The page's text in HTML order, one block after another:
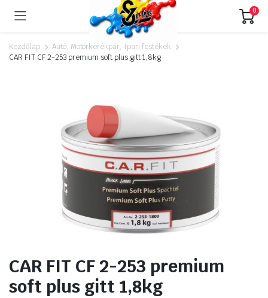
0
Kezdőlap
Autó, Motorkerékpár, Ipari festékek
CAR FIT CF 2-253 premium soft plus gitt 1,8kg
CAR FIT CF 2-253 premium
soft plus gitt 1,8kg